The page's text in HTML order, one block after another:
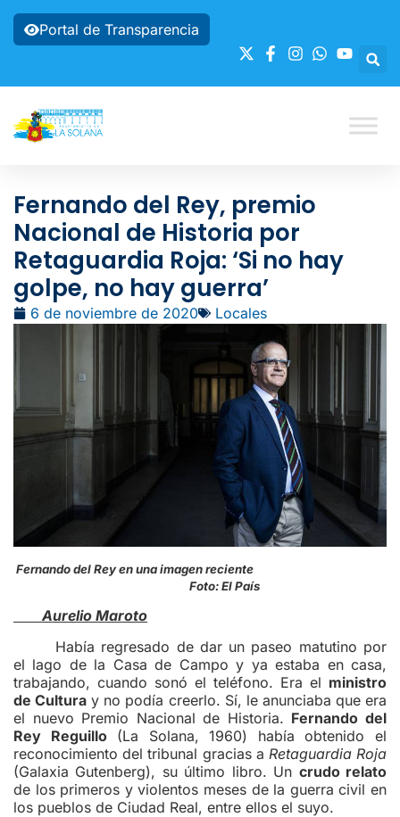
Portal de Transparencia
Fernando del Rey, premio
Nacional de Historia por
Retaguardia Roja: ‘Si no hay
golpe, no hay guerra’
6 de noviembre de 2020 Locales
Fernando del Rey en una imagen reciente
Foto: El País
Aurelio Maroto
Había regresado de dar un paseo matutino por
el lago de la Casa de Campo y ya estaba en casa,
trabajando, cuando sonó el teléfono. Era el ministro
de Cultura y no podía creerlo. Sí, le anunciaba que era
el nuevo Premio Nacional de Historia. Fernando del
Rey Reguillo(La Solana, 1960) había obtenido el
reconocimiento del tribunal gracias a Retaguardia Roja
(Galaxia Gutenberg), su último libro. Un crudo relato
de los primeros y violentos meses de la guerra civil en
los pueblos de Ciudad Real, entre ellos el suyo.